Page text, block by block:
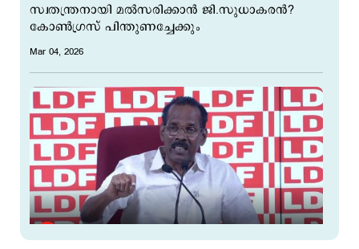
സ്വതന്ത്രനായി മല്‍സരിക്കാന്‍ ജി.സുധാകരന്‍?
കോണ്‍ഗ്രസ് പിന്തുണച്ചേക്കും
Mar 04, 2026